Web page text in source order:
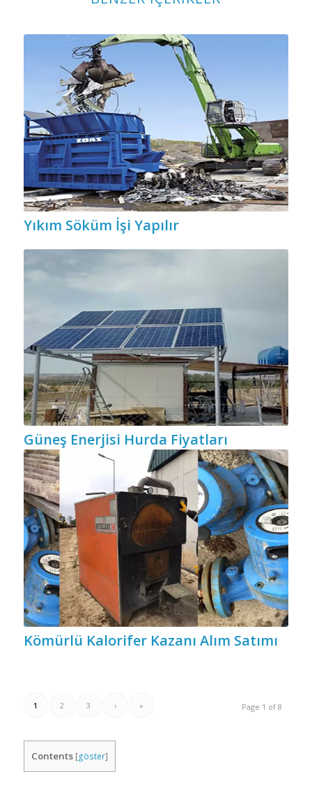
Yıkım Söküm İşi Yapılır
Güneş Enerjisi Hurda Fiyatları
Kömürlü Kalorifer Kazanı Alım Satımı
Page 1 of 8
1 2 3 › »
Contents [göster]